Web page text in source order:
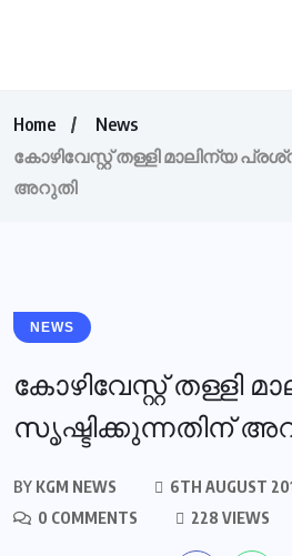
Home
News
കോഴിവേസ്റ്റ് തള്ളി മാലിന്യ
അറുതി
NEWS
കോഴിവേസ്റ്റ് തള്ളി
സൃഷ്ടിക്കുന്നതിന്
BY KGM NEWS
6TH AUGUST
0 COMMENTS
228 VIEWS